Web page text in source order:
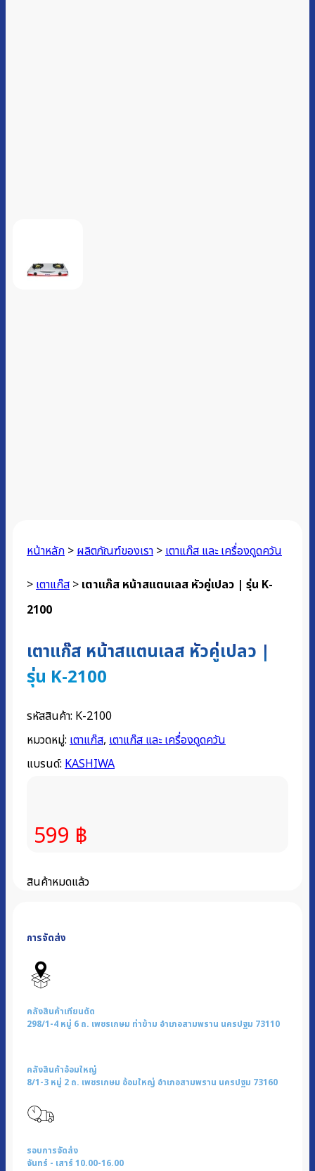
หน้าหลัก >ผลิตภัณฑ์ของเรา >เตาแก๊ส และ เครื่องดูดควัน
>เตาแก๊ส > เตาแก๊ส หน้าสแตนเลส หัวคู่เปลว | รุ่น K-
2100
เตาแก๊ส หน้าสแตนเลส หัวคู่เปลว |
รุ่น K-2100
รหัสสินค้า: K-2100
หมวดหมู่: เตาแก๊ส, เตาแก๊ส และ เครื่องดูดควัน
แบรนด์: KASHIWA
599 ฿
สินค้าหมดแล้ว
การจัดส่ง
คลังสินค้าเทียนดัด
298/1-4 หมู่ 6 ถ. เพชรเกษม ท่าข้าม อำเภอสามพราน นครปฐม 73110
คลังสินค้าอ้อมใหญ่
8/1-3 หมู่ 2 ถ. เพชรเกษม อ้อมใหญ่ อำเภอสามพราน นครปฐม 73160
รอบการจัดส่ง
จันทร์ - เสาร์ 10.00-16.00